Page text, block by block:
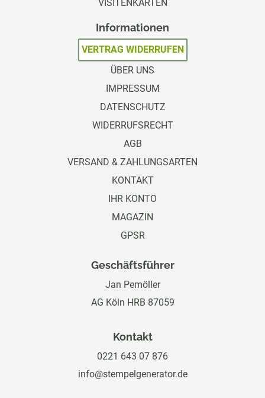
VISITENKARTEN
Informationen
VERTRAG WIDERRUFEN
ÜBER UNS
IMPRESSUM
DATENSCHUTZ
WIDERRUFSRECHT
AGB
VERSAND & ZAHLUNGSARTEN
KONTAKT
IHR KONTO
MAGAZIN
GPSR
Geschäftsführer
Jan Pemöller
AG Köln HRB 87059
Kontakt
0221 643 07 876
info@stempelgenerator.de